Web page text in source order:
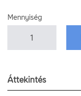
Mennyiség
Áttekintés